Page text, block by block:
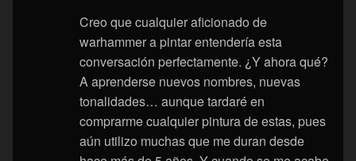
Creo que cualquier aficionado de
warhammer a pintar entendería esta
conversación perfectamente. ¿Y ahora qué?
A aprenderse nuevos nombres, nuevas
tonalidades… aunque tardaré en
comprarme cualquier pintura de estas, pues
aún utilizo muchas que me duran desde